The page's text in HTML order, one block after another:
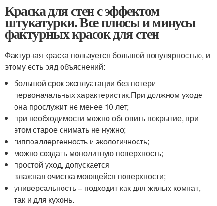
Краска для стен с эффектом
штукатурки. Все плюсы и минусы
фактурных красок для стен
Фактурная краска пользуется большой популярностью, и
этому есть ряд объяснений:
большой срок эксплуатации без потери
первоначальных характеристик.При должном уходе
она прослужит не менее 10 лет;
при необходимости можно обновить покрытие, при
этом старое снимать не нужно;
гиппоаллергенность и экологичность;
можно создать монолитную поверхность;
простой уход, допускается
влажная очистка моющейся поверхности;
универсальность – подходит как для жилых комнат,
так и для кухонь.